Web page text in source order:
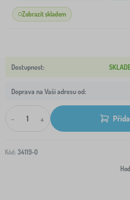
Zobrazit skladem
Doprava na Vaši adresu od:
- +
Kód: 34119-0